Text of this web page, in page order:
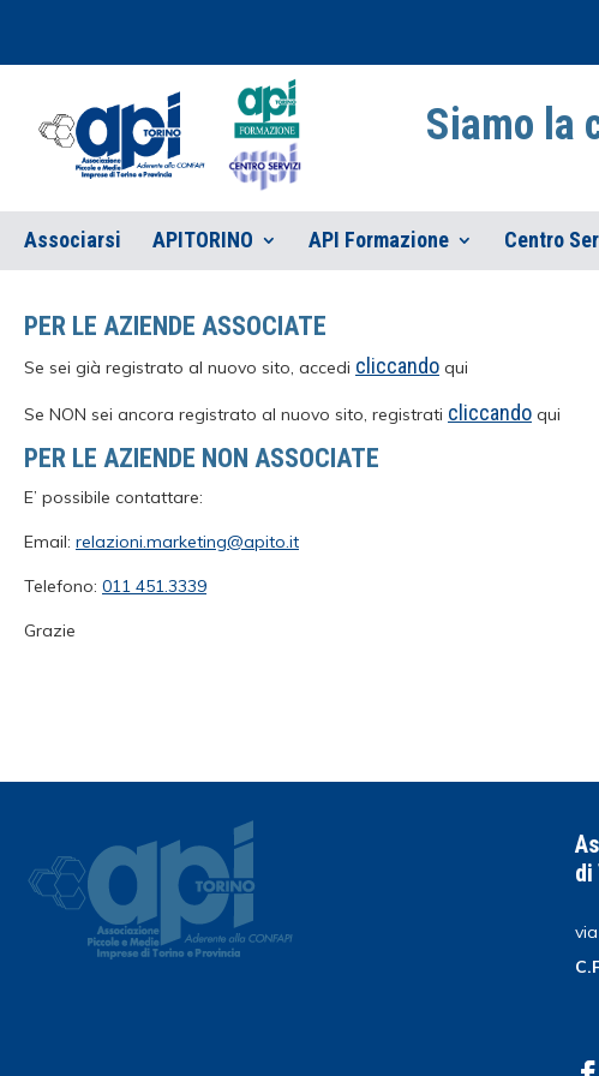
Siamo la
Associarsi APITORINO API Formazione Centro
PER LE AZIENDE ASSOCIATE
Se sei già registrato al nuovo sito, accedi cliccando qui
Se NON sei ancora registrato al nuovo sito, registrati cliccando qui
PER LE AZIENDE NON ASSOCIATE
E’ possibile contattare:
Email: relazioni.marketing@apito.it
Telefono: 011 451.3339
Grazie
di